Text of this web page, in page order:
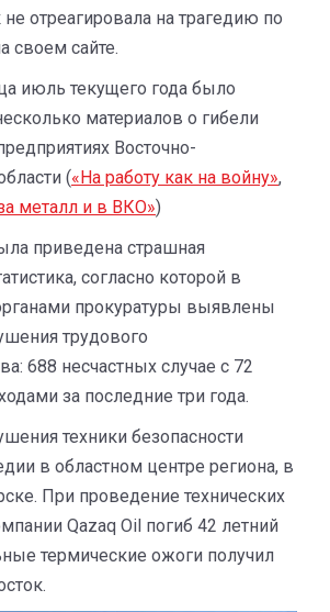
отреагировала на трагедию по
своем сайте.
июль текущего года было
материалов о гибели
Восточно-
(«На работу как на войну»,
металл и в ВКО»)
приведена страшная
согласно которой в
прокуратуры выявлены
трудового
688 несчастных случае с 72
за последние три года.
техники безопасности
в областном центре региона, в
При проведение технических
Qazaq Oil погиб 42 летний
термические ожоги получил